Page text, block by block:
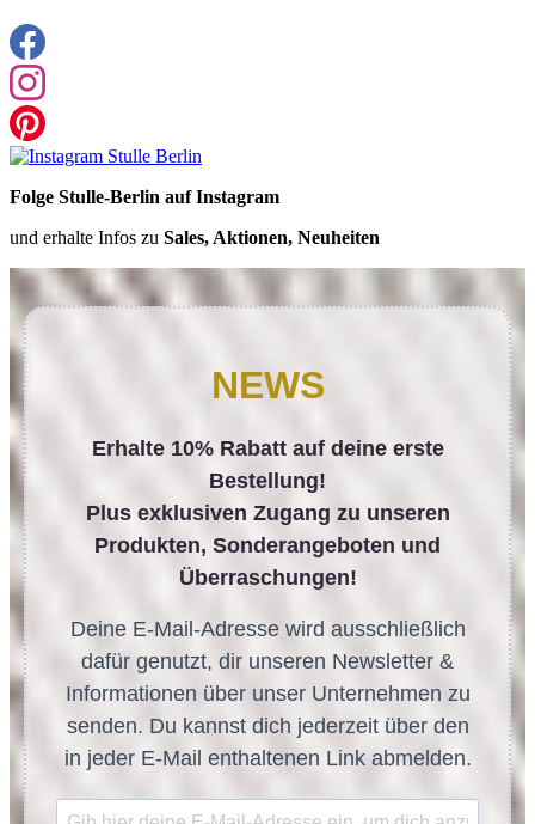
Folge Stulle-Berlin auf Instagram
und erhalte Infos zu Sales, Aktionen, Neuheiten
NEWS
Erhalte 10% Rabatt auf deine erste
Bestellung!
Plus exklusiven Zugang zu unseren
Produkten, Sonderangeboten und
Überraschungen!
Deine E-Mail-Adresse wird ausschließlich
dafür genutzt, dir unseren Newsletter &
Informationen über unser Unternehmen zu
senden. Du kannst dich jederzeit über den
in jeder E-Mail enthaltenen Link abmelden.